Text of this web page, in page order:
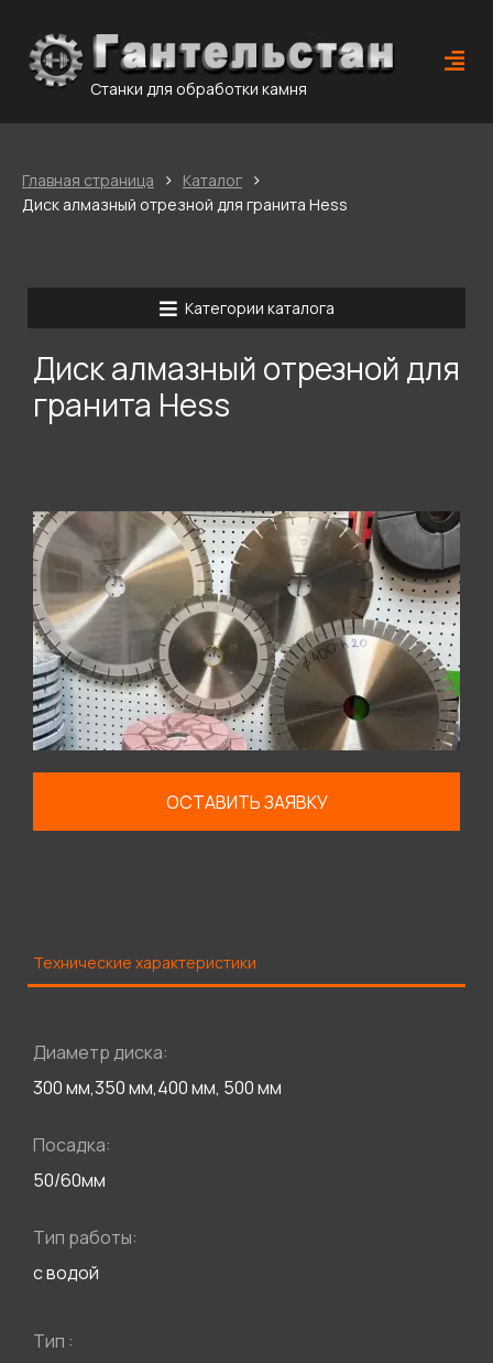
Станки для обработки камня
Главная страница › Каталог ›
Диск алмазный отрезной для гранита Hess
Категории каталога
Диск алмазный отрезной для
гранита Hess
ОСТАВИТЬ ЗАЯВКУ
Технические характеристики
Диаметр диска:
300 мм,350 мм,400 мм, 500 мм
Посадка:
50/60мм
Тип работы:
с водой
Тип :